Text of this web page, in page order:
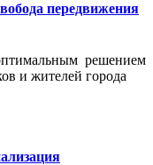
передвижения
решением
и жителей города